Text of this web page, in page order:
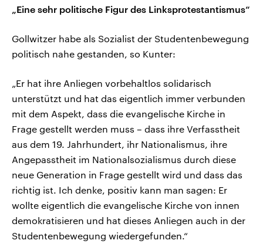
„Eine sehr politische Figur des Linksprotestantismus“
Gollwitzer habe als Sozialist der Studentenbewegung
politisch nahe gestanden, so Kunter:
„Er hat ihre Anliegen vorbehaltlos solidarisch
unterstützt und hat das eigentlich immer verbunden
mit dem Aspekt, dass die evangelische Kirche in
Frage gestellt werden muss – dass ihre Verfasstheit
aus dem 19. Jahrhundert, ihr Nationalismus, ihre
Angepasstheit im Nationalsozialismus durch diese
neue Generation in Frage gestellt wird und dass das
richtig ist. Ich denke, positiv kann man sagen: Er
wollte eigentlich die evangelische Kirche von innen
demokratisieren und hat dieses Anliegen auch in der
Studentenbewegung wiedergefunden.“